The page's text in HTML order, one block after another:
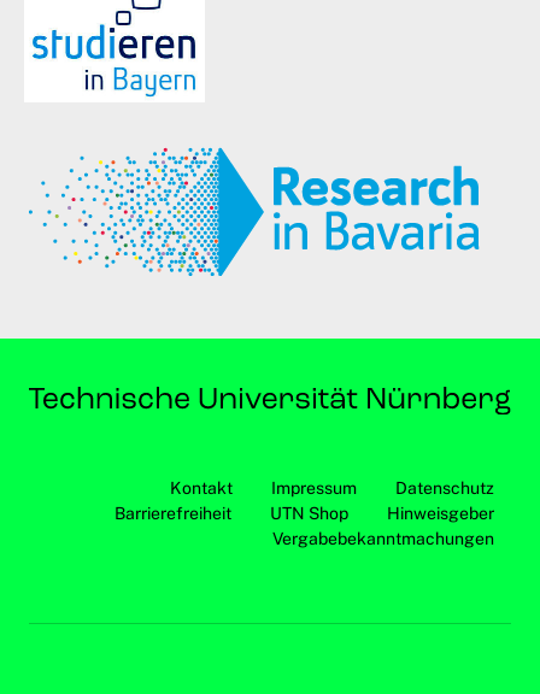
Kontakt Impressum
Datenschutz
Barrierefreiheit
UTN Shop
Hinweisgeber
Vergabebekanntmachungen